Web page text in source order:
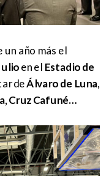
un año más el
en el Estadio de
deÁlvaro de Luna,
Cruz Cafuné…